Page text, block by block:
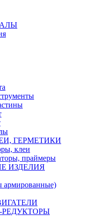
ГЕРМЕТИКИ
клеи
праймеры
ИЗДЕЛИЯ
армированные)